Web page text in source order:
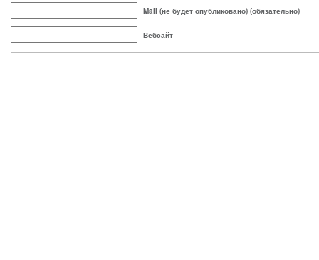
Mail (не будет опубликовано) (обязательно)
Вебсайт